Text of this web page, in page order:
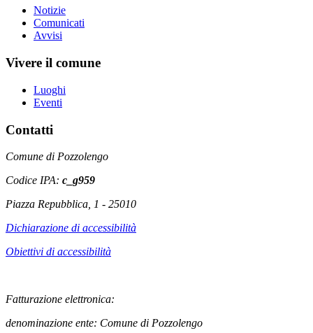
Notizie
Comunicati
Avvisi
Vivere il comune
Luoghi
Eventi
Contatti
Comune di Pozzolengo
Codice IPA: c_g959
Piazza Repubblica, 1 - 25010
Dichiarazione di accessibilità
Obiettivi di accessibilità
Fatturazione elettronica:
denominazione ente: Comune di Pozzolengo